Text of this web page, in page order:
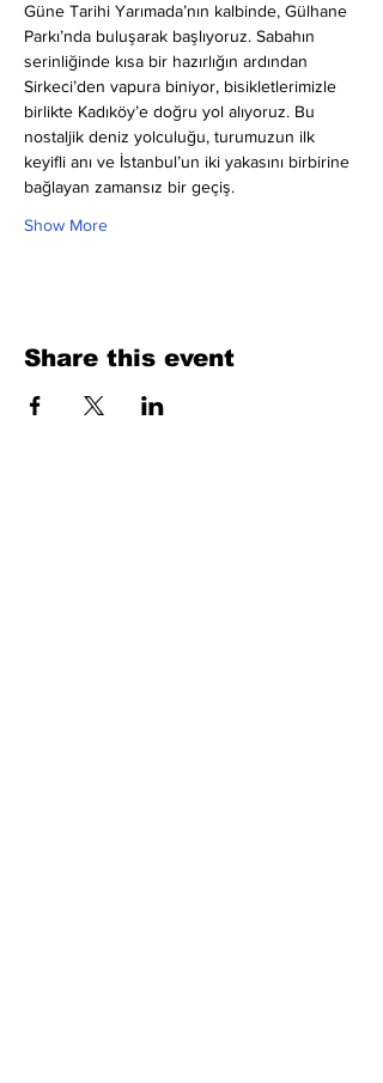
Güne Tarihi Yarımada’nın kalbinde, Gülhane
Parkı’nda buluşarak başlıyoruz. Sabahın
serinliğinde kısa bir hazırlığın ardından
Sirkeci’den vapura biniyor, bisikletlerimizle
birlikte Kadıköy’e doğru yol alıyoruz. Bu
nostaljik deniz yolculuğu, turumuzun ilk
keyifli anı ve İstanbul’un iki yakasını birbirine
bağlayan zamansız bir geçiş.
Show More
Share this event